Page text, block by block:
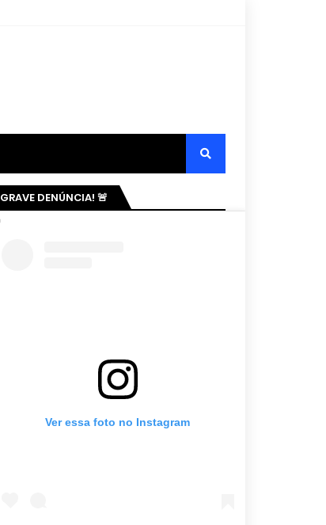
GRAVE DENÚNCIA! 🚨
Ver essa foto no Instagram